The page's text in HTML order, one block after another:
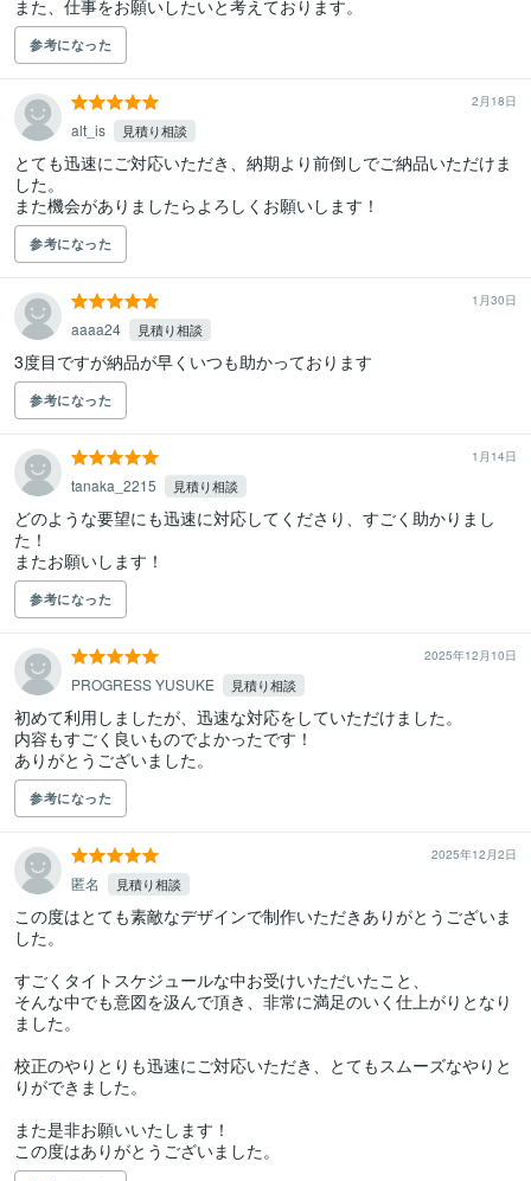
また、仕事をお願いしたいと考えております。
参考になった
2月18日
alt_is 見積り相談
とても迅速にご対応いただき、納期より前倒しでご納品いただけま
した。
また機会がありましたらよろしくお願いします！
参考になった
1月30日
aaaa24 見積り相談
3度目ですが納品が早くいつも助かっております
参考になった
1月14日
tanaka_2215 見積り相談
どのような要望にも迅速に対応してくださり、すごく助かりまし
た！
またお願いします！
参考になった
2025年12月10日
PROGRESS YUSUKE 見積り相談
初めて利用しましたが、迅速な対応をしていただけました。
内容もすごく良いものでよかったです！
ありがとうございました。
参考になった
2025年12月2日
匿名 見積り相談
この度はとても素敵なデザインで制作いただきありがとうございま
した。
すごくタイトスケジュールな中お受けいただいたこと、
そんな中でも意図を汲んで頂き、非常に満足のいく仕上がりとなり
ました。
校正のやりとりも迅速にご対応いただき、とてもスムーズなやりと
りができました。
また是非お願いいたします！
この度はありがとうございました。